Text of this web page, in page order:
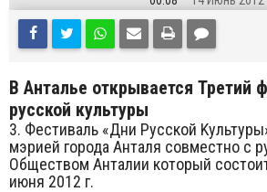
В Анталье открывается Третий
русской культуры
3. Фестиваль «Дни Русской
мэрией города Aнталя совместно с
Обществом Анталии который
июня 2012 г.